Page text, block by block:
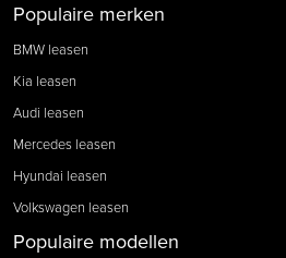
Populaire merken
BMW leasen
Kia leasen
Audi leasen
Mercedes leasen
Hyundai leasen
Volkswagen leasen
Populaire modellen